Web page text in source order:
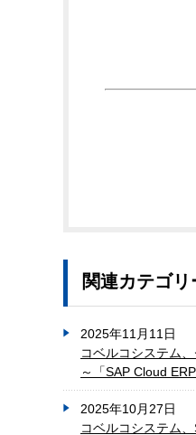
関連カテゴ
2025年11月11日
コベルコシステム
～「SAP Cloud
2025年10月27日
コベルコシステム